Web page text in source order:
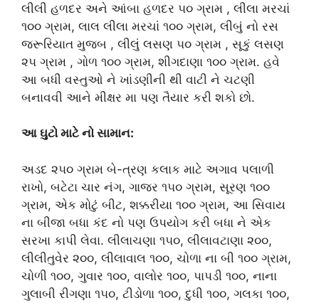
લીલી હળદર અને આંબા હળદર ૫૦ ગ્રામ , લીલા મરચાં
૧૦૦ ગ્રામ, લાલ લીલા મરચાં ૧૦૦ ગ્રામ, લીબું નો રસ
જરૂરિયાત મુજબ , લીલું લસણ ૫૦ ગ્રામ , સૂકું લસણ
૨૫ ગ્રામ , ગોળ ૧૦૦ ગ્રામ, શીગદાણા ૧૦૦ ગ્રામ. હવે
આ બધી વસ્તુઓ ને ખાંડણીની થી વાટી ને ચટણી
બનાવવી આને મીક્ષર મા પણ તૈયાર કરી શકો છો.
આ ઘુટો માટે નો સામાન:
અડદ ૨૫૦ ગ્રામ બે-ત્રણ કલાક માટે અગાવ પલાળી
રાખો, બટેટા ચાર નંગ, ગાજર ૧૫૦ ગ્રામ, સૂરણ ૧૦૦
ગ્રામ, એક મોટું બીટ, શક્કરીયા ૧૦૦ ગ્રામ, આ સિવાય
ના બીજા બધા કંદ નો પણ ઉપયોગ કરી બધા ને એક
સરખા કાપી લેવા. લીલાચણા ૧૫૦, લીલાવટાણા ૨૦૦,
લીલીતુવેર ૨૦૦, લીલાવાલ ૧૦૦, ચોળા ના બી ૧૦૦ ગ્રામ,
ચોળી ૧૦૦, ગુવાર ૧૦૦, વાલોર ૧૦૦, પાપડી ૧૦૦, નાના
ગુલાબી રીગણા ૧૫૦, ટીડોળા ૧૦૦, દુધી ૧૦૦, ગલકા ૧૦૦,